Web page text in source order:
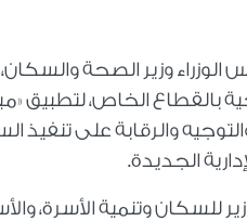
وزير الصحة
الخاص، لتطبيق
والرقابة على تنفيذ
الجديدة.
للسكان وتنمية الأسرة،